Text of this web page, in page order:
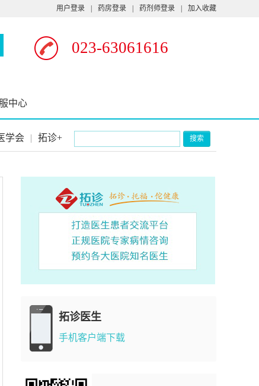
用户登录 药房登录 药剂师登录 加入收藏
023-63061616
中心
学会 | 拓诊+ 搜索
拓诊医生
手机客户端下载